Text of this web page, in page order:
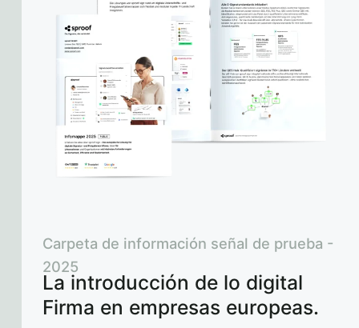
La introducción de lo digital
Firma en empresas europeas.
Carpeta de información señal de prueba -
2025